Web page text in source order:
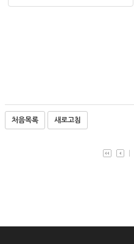
처음목록 새로고침